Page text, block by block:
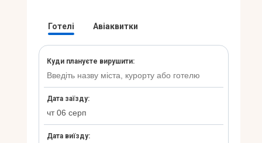
Контакти